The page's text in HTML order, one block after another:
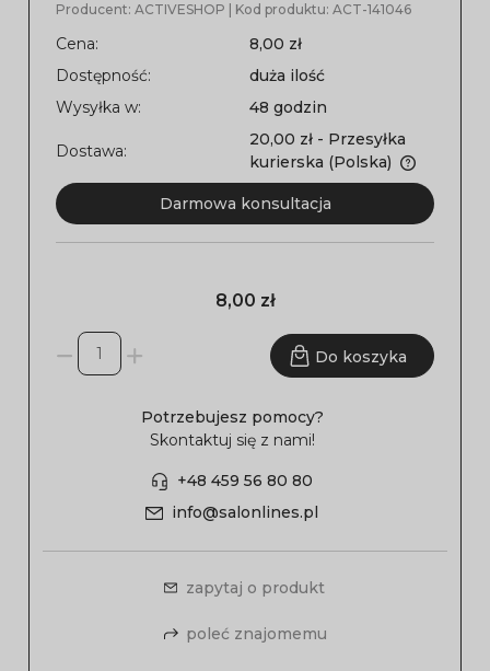
Producent: ACTIVESHOP | Kod produktu: ACT-141046
Cena:
8,00 zł
Dostępność:
duża ilość
Wysyłka w:
48 godzin
Dostawa:
20,00 zł - Przesyłka
kurierska (Polska)
Darmowa konsultacja
8,00 zł
Do koszyka
Potrzebujesz pomocy?
Skontaktuj się z nami!
+48 459 56 80 80
info@salonlines.pl
zapytaj o produkt
poleć znajomemu